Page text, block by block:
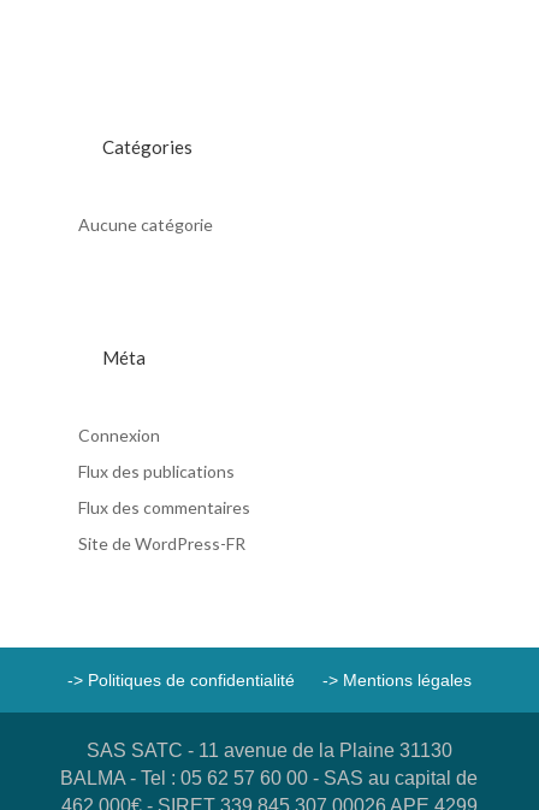
Catégories
Aucune catégorie
Méta
Connexion
Flux des publications
Flux des commentaires
Site de WordPress-FR
-> Politiques de confidentialité -> Mentions légales
SAS SATC - 11 avenue de la Plaine 31130
BALMA - Tel : 05 62 57 60 00 - SAS au capital de
462 000€ - SIRET 339 845 307 00026 APE 4299